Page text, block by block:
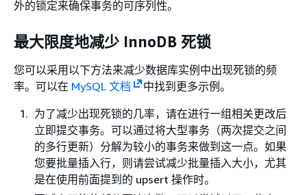
外的锁定来确保事务的可序列性。
最大限度地减少 InnoDB 死锁
您可以采用以下方法来减少数据库实例中出现死锁的频
率。可以在 MySQL 文档
中找到更多示例。
为了减少出现死锁的几率，请在进行一组相关更改后
立即提交事务。可以通过将大型事务（两次提交之间
的多行更新）分解为较小的事务来做到这一点。如果
您要批量插入行，则请尝试减少批量插入大小，尤其
是在使用前面提到的 upsert 操作时。